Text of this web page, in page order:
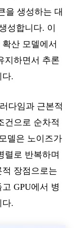
을 생성하는 대
성합니다. 이
산 모델에서
지하면서 추론
다.
다임과 근본적
건으로 순차적
델은 노이즈가
렬로 반복하며
장점으로는
GPU에서 병
다.